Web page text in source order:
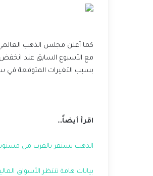
مع الأسبوع السابق عند
بسبب التغيرات المتوقعة في
اقرأ أيضاً…
الذهب يستقر بالقرب من
بيانات هامة تنتظر الأسواق